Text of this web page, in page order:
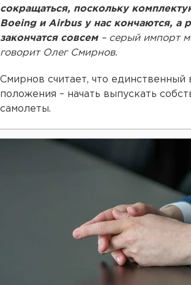
сокращаться, поскольку
Boeing и Airbus у нас кончаются, а
закончатся совсем– серый импорт
говорит Олег Смирнов.
Смирнов считает, что единственный
положения – начать выпускать
самолеты.